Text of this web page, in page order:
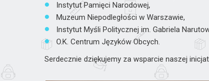
Instytut Pamięci Narodowej,
Muzeum Niepodległości w Warszawie,
Instytut Myśli Politycznej im. Gabriela
O.K. Centrum Języków Obcych.
Serdecznie dziękujemy za wsparcie naszej